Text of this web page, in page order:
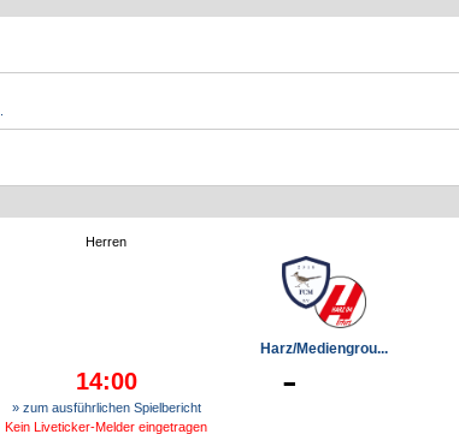
Herren
Harz/Mediengrou...
14:00 -
» zum ausführlichen Spielbericht
Kein Liveticker-Melder eingetragen